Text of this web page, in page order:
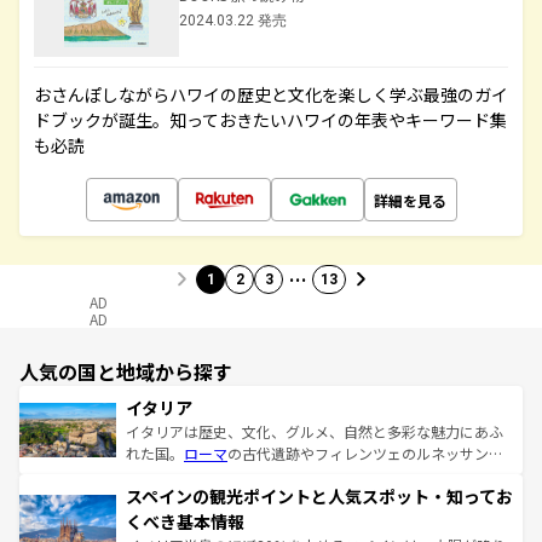
2024.03.22 発売
おさんぽしながらハワイの歴史と文化を楽しく学ぶ最強のガイ
ドブックが誕生。知っておきたいハワイの年表やキーワード集
も必読
詳細を見る
1 2 3 … 13
AD
AD
人気の国と地域から探す
イタリア
イタリアは歴史、文化、グルメ、自然と多彩な魅力にあふ
れた国。 ローマの古代遺跡やフィレンツェのルネッサンス
ろん、トスカーナの美しい田園風景やアマルフィ海岸の絶
景など、自然景観も見逃せない。観光の合間には、本場の
スペインの観光ポイントと人気スポット・知ってお
くべき基本情報